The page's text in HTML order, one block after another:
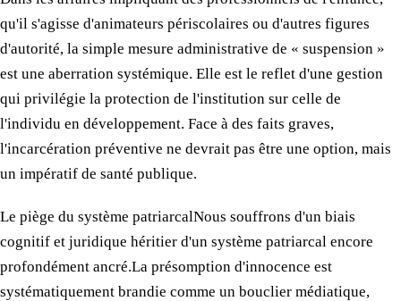
qu'il s'agisse d'animateurs périscolaires ou d'autres figures
d'autorité, la simple mesure administrative de « suspension »
est une aberration systémique. Elle est le reflet d'une gestion
qui privilégie la protection de l'institution sur celle de
l'individu en développement. Face à des faits graves,
l'incarcération préventive ne devrait pas être une option, mais
un impératif de santé publique.
​Le piège du système patriarcal ​Nous souffrons d'un biais
cognitif et juridique héritier d'un système patriarcal encore
profondément ancré. ​La présomption d'innocence est
systématiquement brandie comme un bouclier médiatique,